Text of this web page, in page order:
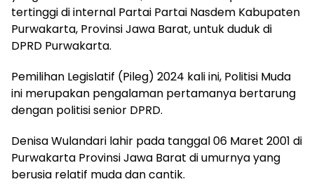
tertinggi di internal Partai Partai Nasdem Kabupaten
Purwakarta, Provinsi Jawa Barat, untuk duduk di
DPRD Purwakarta.
Pemilihan Legislatif (Pileg) 2024 kali ini, Politisi Muda
ini merupakan pengalaman pertamanya bertarung
dengan politisi senior DPRD.
Denisa Wulandari lahir pada tanggal 06 Maret 2001 di
Purwakarta Provinsi Jawa Barat di umurnya yang
berusia relatif muda dan cantik.